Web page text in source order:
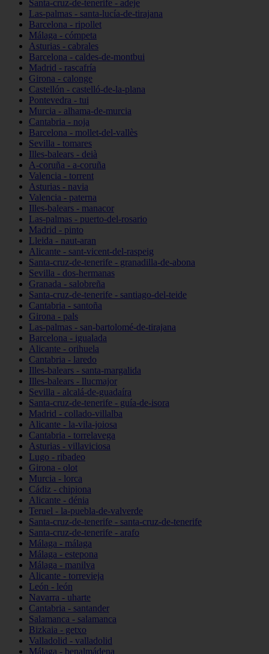
Santa-cruz-de-tenerife - adeje
Las-palmas - santa-lucía-de-tirajana
Barcelona - ripollet
Málaga - cómpeta
Asturias - cabrales
Barcelona - caldes-de-montbui
Madrid - rascafría
Girona - calonge
Castellón - castelló-de-la-plana
Pontevedra - tui
Murcia - alhama-de-murcia
Cantabria - noja
Barcelona - mollet-del-vallès
Sevilla - tomares
Illes-balears - deià
A-coruña - a-coruña
Valencia - torrent
Asturias - navia
Valencia - paterna
Illes-balears - manacor
Las-palmas - puerto-del-rosario
Madrid - pinto
Lleida - naut-aran
Alicante - sant-vicent-del-raspeig
Santa-cruz-de-tenerife - granadilla-de-abona
Sevilla - dos-hermanas
Granada - salobreña
Santa-cruz-de-tenerife - santiago-del-teide
Cantabria - santoña
Girona - pals
Las-palmas - san-bartolomé-de-tirajana
Barcelona - igualada
Alicante - orihuela
Cantabria - laredo
Illes-balears - santa-margalida
Illes-balears - llucmajor
Sevilla - alcalá-de-guadaíra
Santa-cruz-de-tenerife - guía-de-isora
Madrid - collado-villalba
Alicante - la-vila-joiosa
Cantabria - torrelavega
Asturias - villaviciosa
Lugo - ribadeo
Girona - olot
Murcia - lorca
Cádiz - chipiona
Alicante - dénia
Teruel - la-puebla-de-valverde
Santa-cruz-de-tenerife - santa-cruz-de-tenerife
Santa-cruz-de-tenerife - arafo
Málaga - málaga
Málaga - estepona
Málaga - manilva
Alicante - torrevieja
León - león
Navarra - uharte
Cantabria - santander
Salamanca - salamanca
Bizkaia - getxo
Valladolid - valladolid
Málaga - benalmádena